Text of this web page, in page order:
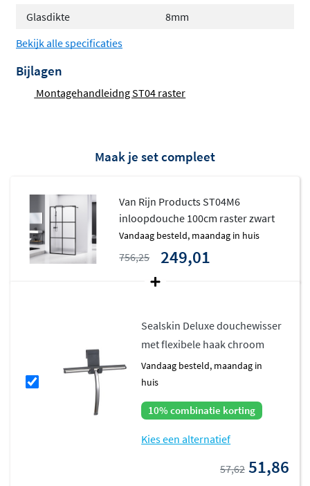
Glasdikte
8mm
Bekijk alle specificaties
Bijlagen
Montagehandleidng ST04 raster
Maak je set compleet
Van Rijn Products ST04M6
inloopdouche 100cm raster zwart
vandaag besteld, maandag in huis
756,25 249,01
Sealskin Deluxe douchewisser
met flexibele haak chroom
vandaag besteld, maandag in
huis
10% combinatie korting
Kies een alternatief
57,62 51,86